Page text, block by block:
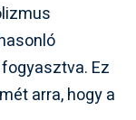
Ez
arra, hogy a